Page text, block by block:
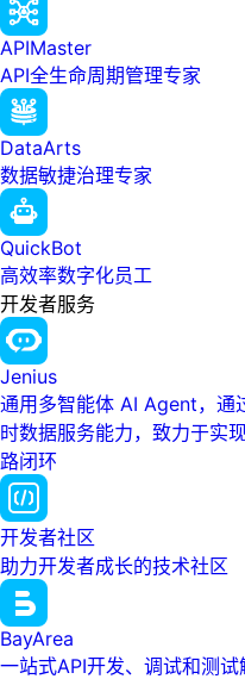
APIMaster
API全生命周期管理专家
DataArts
数据敏捷治理专家
QuickBot
高效率数字化员工
开发者服务
Jenius
通用多智能体 AI Agent，通
时数据服务能力，致力于实
路闭环
开发者社区
助力开发者成长的技术社区
BayArea
一站式API开发、调试和测